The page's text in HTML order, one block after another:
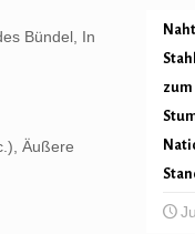
Bündel, In
Äußere
zum